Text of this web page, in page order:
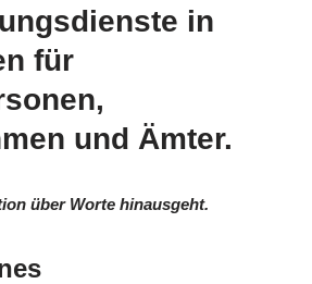
in
für
und Ämter.
über Worte hinausgeht.